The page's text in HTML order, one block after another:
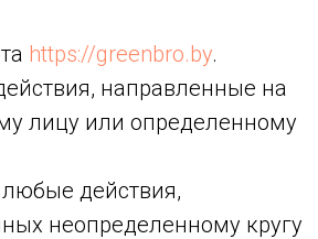
https://greenbro.by.
направленные на
лицу или определенному
действия,
неопределенному кругу